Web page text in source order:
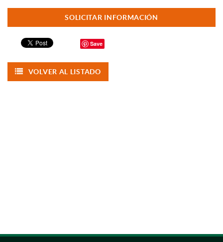
SOLICITAR INFORMACIÓN
Save
VOLVER AL LISTADO